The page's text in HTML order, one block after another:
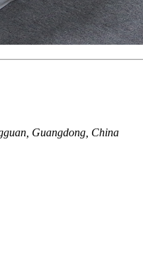
Guangdong, China